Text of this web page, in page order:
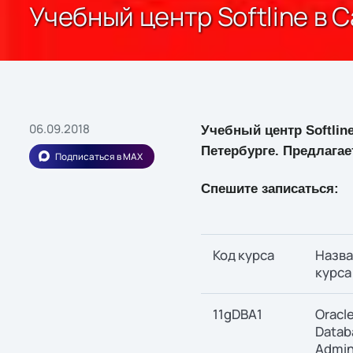
Учебный центр Softline в
06.09.2018
Подписаться в MAX
Учебный центр
Петербурге.
Спешите записаться:
Код курса
курса
11gDBA1